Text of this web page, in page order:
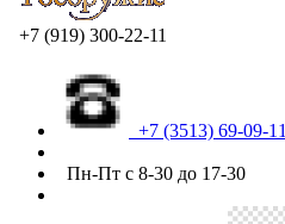
+7 (919) 300-22-11
+7 (3513) 69-09-11
Пн-Пт с 8-30 до 17-30